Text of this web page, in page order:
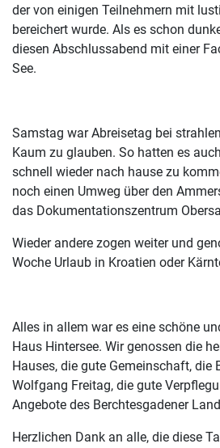
der von einigen Teilnehmern mit
bereichert wurde. Als es schon
diesen Abschlussabend mit einer
See.
Samstag war Abreisetag bei
Kaum zu glauben. So hatten es
schnell wieder nach hause zu
noch einen Umweg über den
das Dokumentationszentrum
Wieder andere zogen weiter und
Woche Urlaub in Kroatien oder
Alles in allem war es eine schöne
Haus Hintersee. Wir genossen die
Hauses, die gute Gemeinschaft, die
Wolfgang Freitag, die gute
Angebote des Berchtesgadener
Herzlichen Dank an alle, die diese